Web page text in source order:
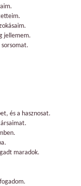
jellemem.
és a hasznosat.
maradok.